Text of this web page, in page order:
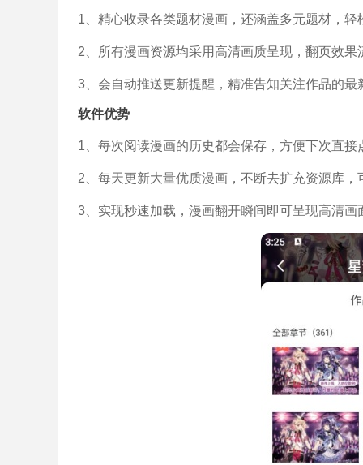
1、精心收录各类题材漫画，还涵盖多元题材，
2、所有漫画资源均采用高清画质呈现，翻页效
3、会自动推送更新提醒，精准告知关注作品的
软件优势
1、每次阅读漫画的历史都会保存，方便下次直
2、每天更新大量优质漫画，不断去扩充资源库
3、实现秒速加载，漫画翻开瞬间即可呈现高清